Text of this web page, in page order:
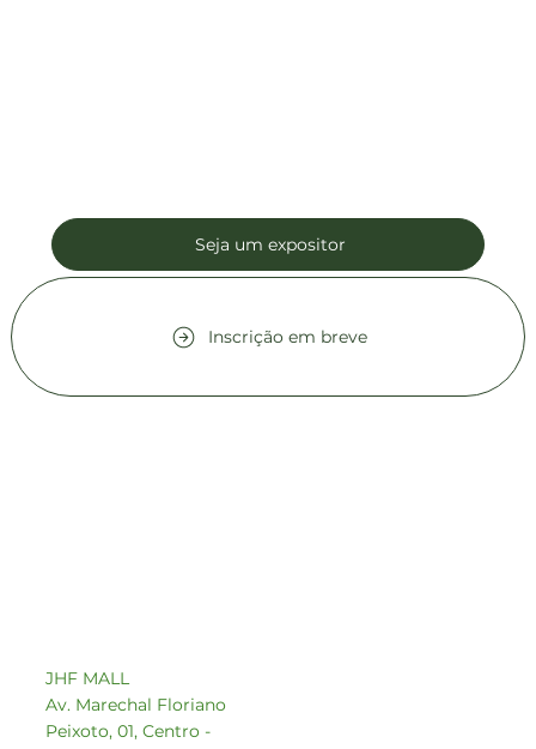
Seja um expositor
Inscrição em breve
JHF MALL
Av. Marechal Floriano
Peixoto, 01, Centro -